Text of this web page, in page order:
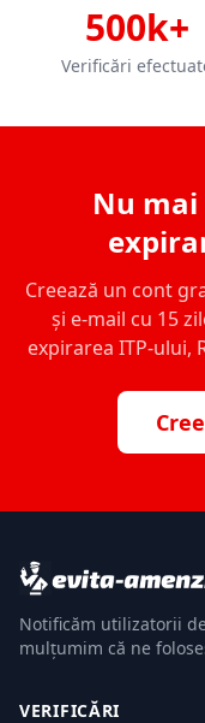
500k+
Verificări
Nu
Creează un cont
și e-mail cu 15
expirarea ITP-ului,
Notificăm utilizatorii
mulțumim că ne
VERIFICĂRI